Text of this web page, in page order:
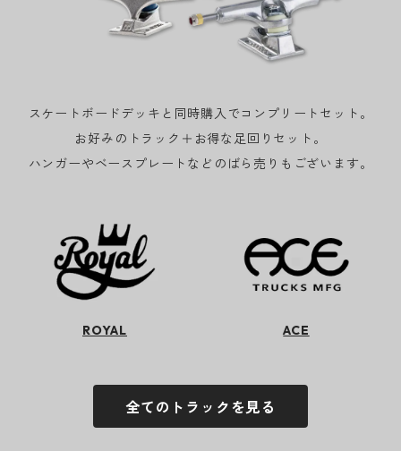
スケートボードデッキと同時購入でコンプリートセット。
お好みのトラック＋お得な足回りセット。
ハンガーやベースプレートなどのばら売りもございます。
ROYAL ACE
全てのトラックを見る